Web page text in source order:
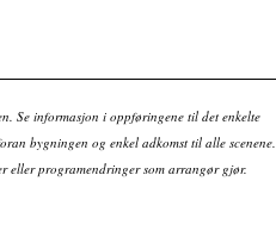
Se informasjon i oppføringene til det enkelte
bygningen og enkel adkomst til alle scenene.
eller programendringer som arrangør gjør.